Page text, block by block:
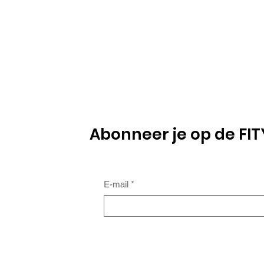
Abonneer je op de
E-mail *